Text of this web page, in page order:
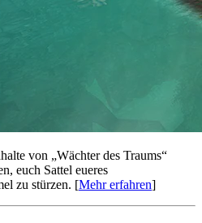
von „Wächter des Traums“
euch Sattel eueres
zu stürzen. [Mehr erfahren]